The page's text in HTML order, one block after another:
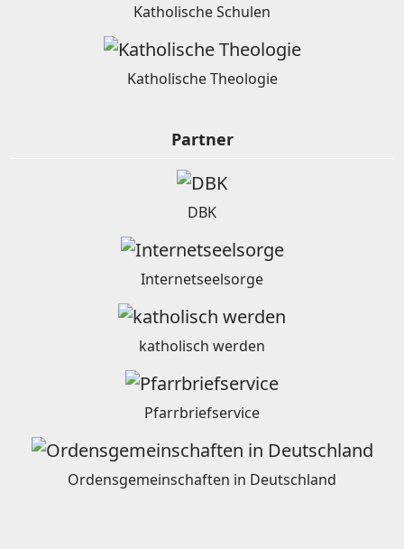
Katholische Schulen
Katholische Theologie
Partner
DBK
Internetseelsorge
katholisch werden
Pfarrbriefservice
Ordensgemeinschaften in Deutschland